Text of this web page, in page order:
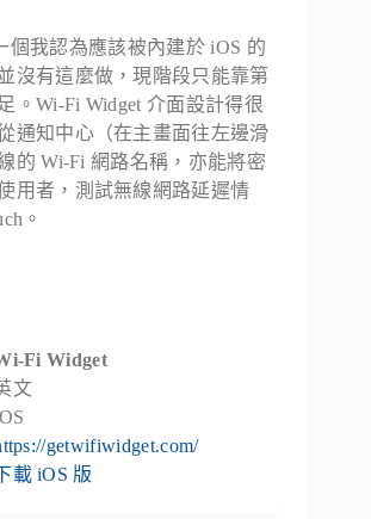
個我認為應該被內建於 iOS 的
沒有這麼做，現階段只能靠第
。Wi-Fi Widget 介面設計得很
通知中心（在主畫面往左邊滑
的 Wi-Fi 網路名稱，亦能將密
用者，測試無線網路延遲情
。
Fi Widget
文
getwifiwidget.com/
載 iOS 版